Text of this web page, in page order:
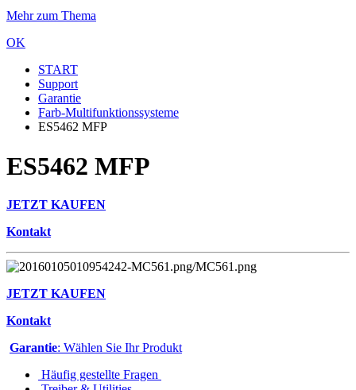
Mehr zum Thema
OK
START
Support
Garantie
Farb-Multifunktionssysteme
ES5462 MFP
ES5462 MFP
JETZT KAUFEN
Kontakt
JETZT KAUFEN
Kontakt
Garantie: Wählen Sie Ihr Produkt
Häufig gestellte Fragen